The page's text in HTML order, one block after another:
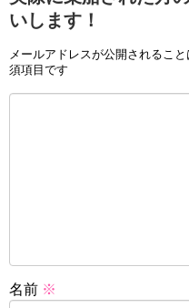
いします！
メールアドレスが公開されること
須項目です
名前 ※